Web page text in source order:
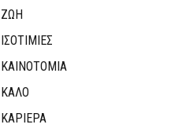
ΖΩΗ
ΙΣΟΤΙΜΙΕΣ
ΚΑΙΝΟΤΟΜΊΑ
ΚΑΛΟ
ΚΑΡΙΕΡΑ